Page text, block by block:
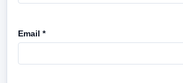
Email *